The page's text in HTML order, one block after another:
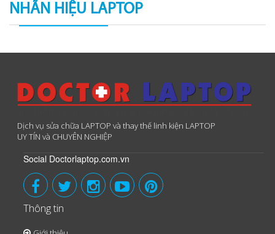
NHÃN HIỆU LAPTOP
Dịch vụ sửa chữa LAPTOP và thay thế linh kiện LAPTOP
UY TÍN và CHUYÊN NGHIỆP
Social Doctorlaptop.com.vn
Thông tin